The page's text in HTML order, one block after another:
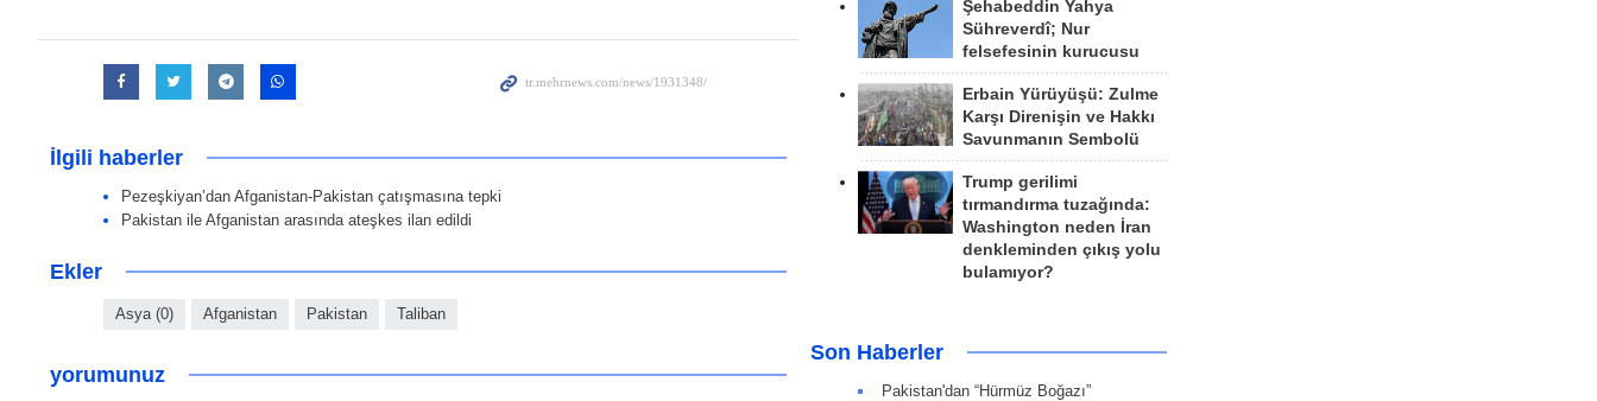
İlgili haberler
Pezeşkiyan’dan Afganistan-Pakistan çatışmasına tepki
Pakistan ile Afganistan arasında ateşkes ilan edildi
Ekler
Asya (0) Afganistan Pakistan Taliban
yorumunuz
Şehabeddin Yahya
Sühreverdî; Nur
felsefesinin kurucusu
Erbain Yürüyüşü: Zulme
Karşı Direnişin ve Hakkı
Savunmanın Sembolü
Trump gerilimi
tırmandırma tuzağında:
Washington neden İran
denkleminden çıkış yolu
bulamıyor?
Son Haberler
Pakistan'dan “Hürmüz Boğazı”